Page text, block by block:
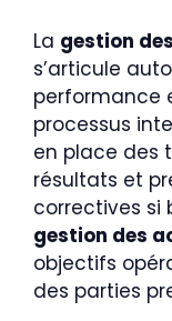
La gestion
s’articule
performance
processus
en place des
résultats et
correctives si
gestion des
objectifs
des parties